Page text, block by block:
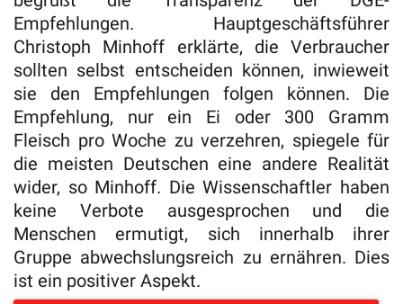
Empfehlungen. Hauptgeschäftsführer
Christoph Minhoff erklärte, die Verbraucher
sollten selbst entscheiden können, inwieweit
sie den Empfehlungen folgen können. Die
Empfehlung, nur ein Ei oder 300 Gramm
Fleisch pro Woche zu verzehren, spiegele für
die meisten Deutschen eine andere Realität
wider, so Minhoff. Die Wissenschaftler haben
keine Verbote ausgesprochen und die
Menschen ermutigt, sich innerhalb ihrer
Gruppe abwechslungsreich zu ernähren. Dies
ist ein positiver Aspekt.